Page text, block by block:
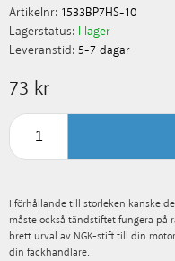
Artikelnr: 1533BP7HS-10
Lagerstatus: I lager
Leveranstid: 5-7 dagar
73 kr
I förhållande till storleken kanske
måste också tändstiftet fungera
brett urval av NGK-stift till din
din fackhandlare.